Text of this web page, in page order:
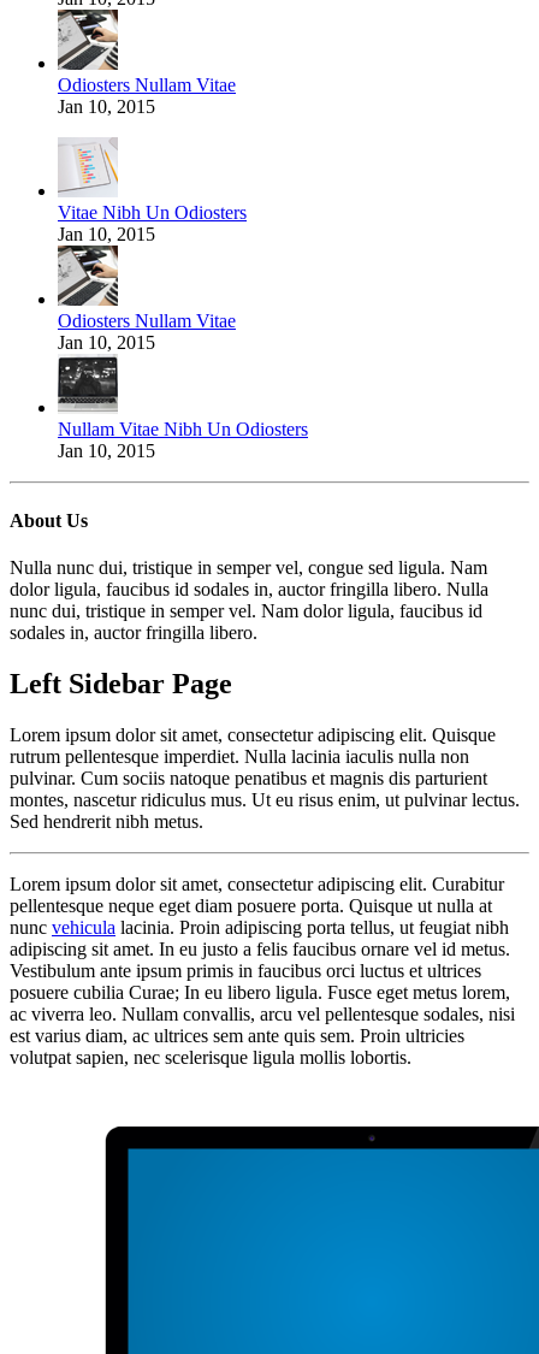
Odiosters Nullam Vitae
Jan 10, 2015
Vitae Nibh Un Odiosters
Jan 10, 2015
Odiosters Nullam Vitae
Jan 10, 2015
Nullam Vitae Nibh Un Odiosters
Jan 10, 2015
About Us
Nulla nunc dui, tristique in semper vel, congue sed ligula. Nam
dolor ligula, faucibus id sodales in, auctor fringilla libero. Nulla
nunc dui, tristique in semper vel. Nam dolor ligula, faucibus id
sodales in, auctor fringilla libero.
Left Sidebar Page
Lorem ipsum dolor sit amet, consectetur adipiscing elit. Quisque
rutrum pellentesque imperdiet. Nulla lacinia iaculis nulla non
pulvinar. Cum sociis natoque penatibus et magnis dis parturient
montes, nascetur ridiculus mus. Ut eu risus enim, ut pulvinar lectus.
Sed hendrerit nibh metus.
Lorem ipsum dolor sit amet, consectetur adipiscing elit. Curabitur
pellentesque neque eget diam posuere porta. Quisque ut nulla at
nunc vehicula lacinia. Proin adipiscing porta tellus, ut feugiat nibh
adipiscing sit amet. In eu justo a felis faucibus ornare vel id metus.
Vestibulum ante ipsum primis in faucibus orci luctus et ultrices
posuere cubilia Curae; In eu libero ligula. Fusce eget metus lorem,
ac viverra leo. Nullam convallis, arcu vel pellentesque sodales, nisi
est varius diam, ac ultrices sem ante quis sem. Proin ultricies
volutpat sapien, nec scelerisque ligula mollis lobortis.